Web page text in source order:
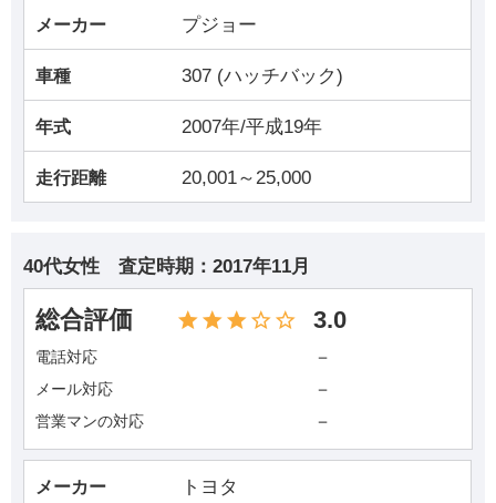
メーカー プジョー
車種 307 (ハッチバック)
年式 2007年/平成19年
走行距離 20,001～25,000
40代女性 査定時期： 2017年11月
総合評価 3.0
電話対応 －
メール対応 －
営業マンの対応 －
メーカー トヨタ